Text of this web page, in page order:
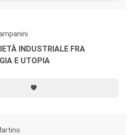
INDUSTRIALE FRA
E UTOPIA